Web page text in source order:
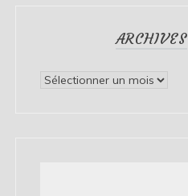
ARCHIVES
Archives